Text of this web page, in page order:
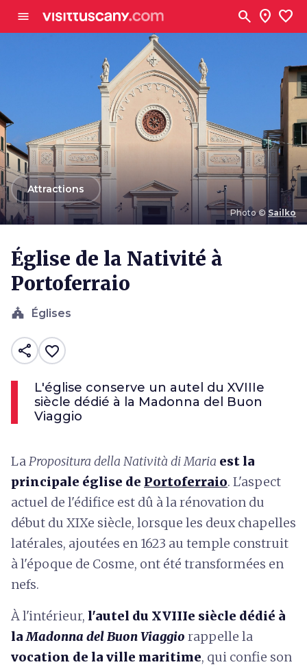
menu search location_on favorite
Photo © Sailko
arrow_backAttractions
Église de la Nativité à
Portoferraio
church Églises
share favorite_border
L'église conserve un autel du XVIIIe
siècle dédié à la Madonna del Buon
Viaggio
LaPropositura della Natività di Maria est la
principale église de Portoferraio. L'aspect
actuel de l'édifice est dû à la rénovation du
début du XIXe siècle, lorsque les deux chapelles
latérales, ajoutées en 1623 au temple construit
à l'époque de Cosme, ont été transformées en
nefs.
À l'intérieur, l'autel du XVIIIe siècle dédié à
laMadonna del Buon Viaggio rappelle la
vocation de la ville maritime, qui confie son